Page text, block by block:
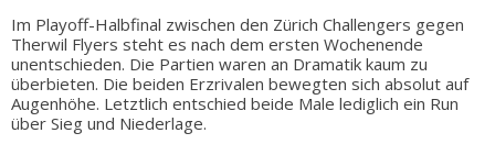
Im Playoff-Halbfinal zwischen den Zürich Challengers gegen
Therwil Flyers steht es nach dem ersten Wochenende
unentschieden. Die Partien waren an Dramatik kaum zu
überbieten. Die beiden Erzrivalen bewegten sich absolut auf
Augenhöhe. Letztlich entschied beide Male lediglich ein Run
über Sieg und Niederlage.